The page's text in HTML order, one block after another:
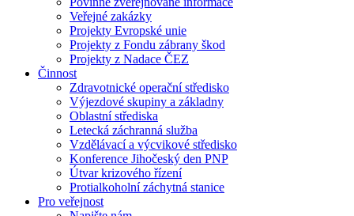
Veřejné zakázky
Projekty Evropské unie
Projekty z Fondu zábrany škod
Projekty z Nadace ČEZ
Činnost
Zdravotnické operační středisko
Výjezdové skupiny a základny
Oblastní střediska
Letecká záchranná služba
Vzdělávací a výcvikové středisko
Konference Jihočeský den PNP
Útvar krizového řízení
Protialkoholní záchytná stanice
Pro veřejnost